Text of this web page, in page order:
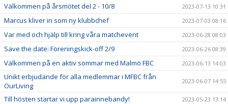
Välkommen på årsmötet del 2 - 10/8 2023-07-13 10:31
Marcus kliver in som ny klubbchef 2023-07-03 08:16
Var med och hjälp till kring våra matchevent 2023-06-28 08:03
Save the date: Föreningskick-off 2/9 2023-06-26 08:39
Välkommen på en aktiv sommar med Malmö FBC 2023-06-13 14:03
Unikt erbjudande för alla medlemmar i MFBC från
OurLiving
2023-06-07 14:55
Till hösten startar vi upp parainnebandy! 2023-05-23 13:14